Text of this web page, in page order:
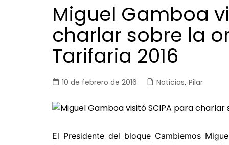
Miguel Gamboa
charlar sobre la
Tarifaria 2016
10 de febrero de 2016 Noticias, Pilar
El Presidente del bloque Cambiemos